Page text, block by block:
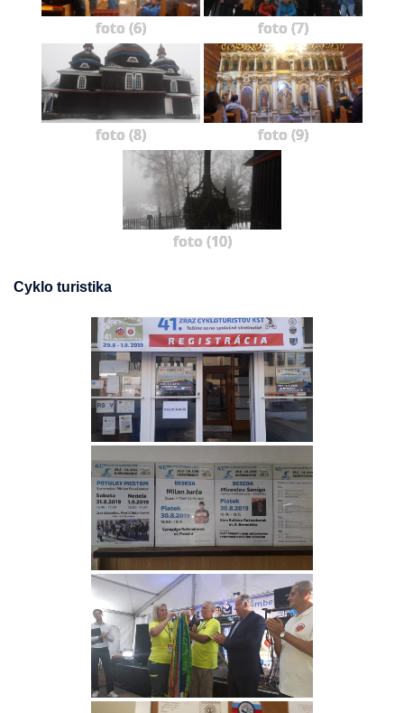
foto (6) foto (7)
foto (8) foto (9)
foto (10)
Cyklo turistika